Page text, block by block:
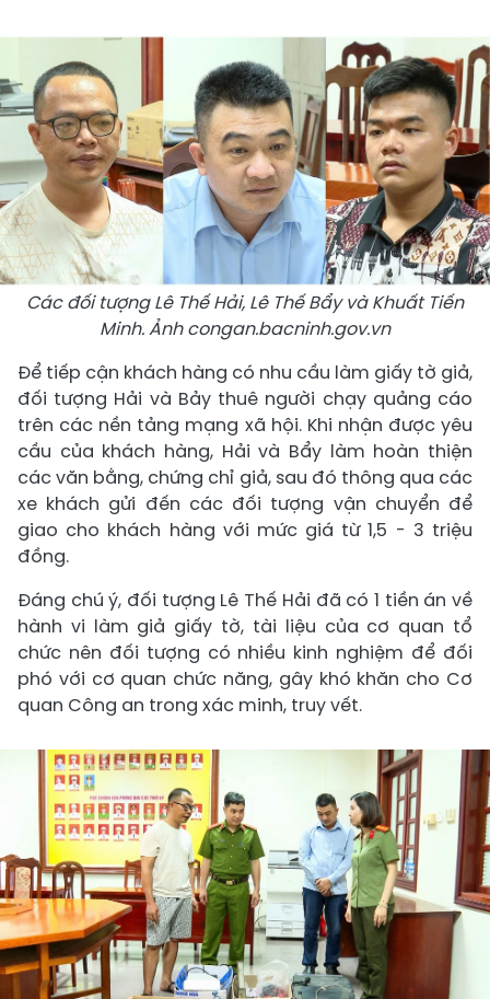
Các đối tượng Lê Thế Hải, Lê Thế Bẩy và Khuất Tiến
Minh. Ảnh congan.bacninh.gov.vn
Để tiếp cận khách hàng có nhu cầu làm giấy tờ giả,
đối tượng Hải và Bảy thuê người chạy quảng cáo
trên các nền tảng mạng xã hội. Khi nhận được yêu
cầu của khách hàng, Hải và Bẩy làm hoàn thiện
các văn bằng, chứng chỉ giả, sau đó thông qua các
xe khách gửi đến các đối tượng vận chuyển để
giao cho khách hàng với mức giá từ 1,5 - 3 triệu
đồng.
Đáng chú ý, đối tượng Lê Thế Hải đã có 1 tiền án về
hành vi làm giả giấy tờ, tài liệu của cơ quan tổ
chức nên đối tượng có nhiều kinh nghiệm để đối
phó với cơ quan chức năng, gây khó khăn cho Cơ
quan Công an trong xác minh, truy vết.